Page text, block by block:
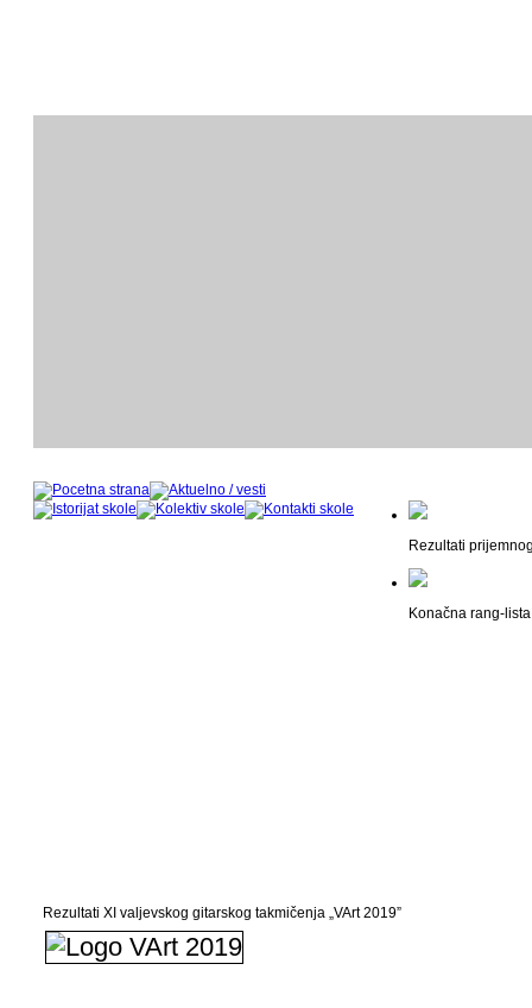
Rezultati
Konačna rang-
Rezultati XI valjevskog gitarskog takmičenja „VArt 2019”